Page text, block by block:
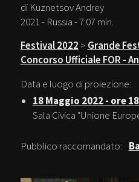
di Kuznetsov Andrey
2021 - Russia - 7:07 min.
Festival 2022 > Grande
Concorso Ufficiale FOR -
Data e luogo di proiezione:
18 Maggio 2022 - ore
Sala Civica "Unione
Pubblico raccomandato: